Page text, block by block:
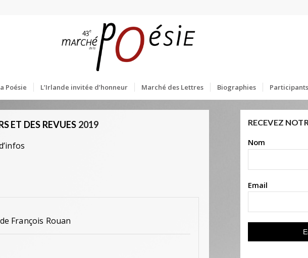
Poésie L’Irlande invitée d’honneur Marché des Lettres Biographies Participants
ET DES REVUES 2019
François Rouan
RECEVEZ
Nom
Email